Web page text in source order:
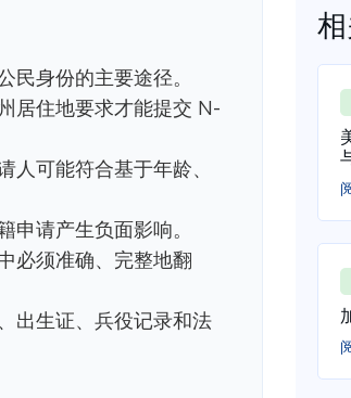
身份的主要途径。
居住地要求才能提交 N-
可能符合基于年龄、
请产生负面影响。
必须准确、完整地翻
出生证、兵役记录和法